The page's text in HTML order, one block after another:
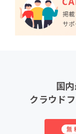
国
クラウド